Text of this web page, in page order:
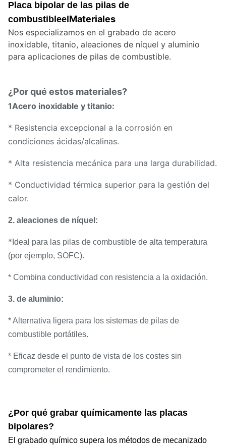
Placa bipolar de las pilas de
combustibleel Materiales
Nos especializamos en el grabado de acero
inoxidable, titanio, aleaciones de níquel y aluminio
para aplicaciones de pilas de combustible.
¿Por qué estos materiales?
1Acero inoxidable y titanio:
* Resistencia excepcional a la corrosión en
condiciones ácidas/alcalinas.
* Alta resistencia mecánica para una larga durabilidad.
* Conductividad térmica superior para la gestión del
calor.
2. aleaciones de níquel:
* Ideal para las pilas de combustible de alta temperatura
(por ejemplo, SOFC).
* Combina conductividad con resistencia a la oxidación.
3. de aluminio:
* Alternativa ligera para los sistemas de pilas de
combustible portátiles.
* Eficaz desde el punto de vista de los costes sin
comprometer el rendimiento.
¿Por qué grabar químicamente las placas
bipolares?
El grabado químico supera los métodos de mecanizado